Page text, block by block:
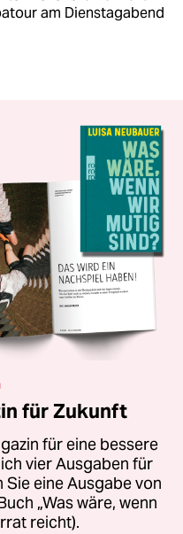
am Dienstagabend
für Zukunft
für eine bessere
vier Ausgaben für
eine Ausgabe von
„Was wäre, wenn
reicht).